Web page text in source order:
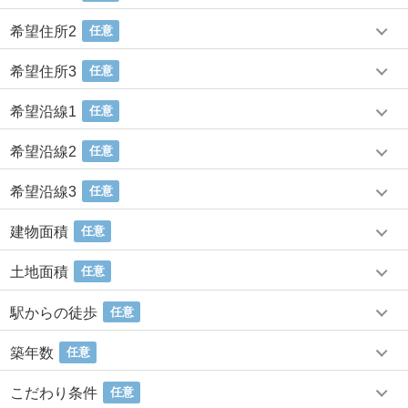
希望住所2 任意
希望住所3 任意
希望沿線1 任意
希望沿線2 任意
希望沿線3 任意
建物面積 任意
土地面積 任意
駅からの徒歩 任意
築年数 任意
こだわり条件 任意